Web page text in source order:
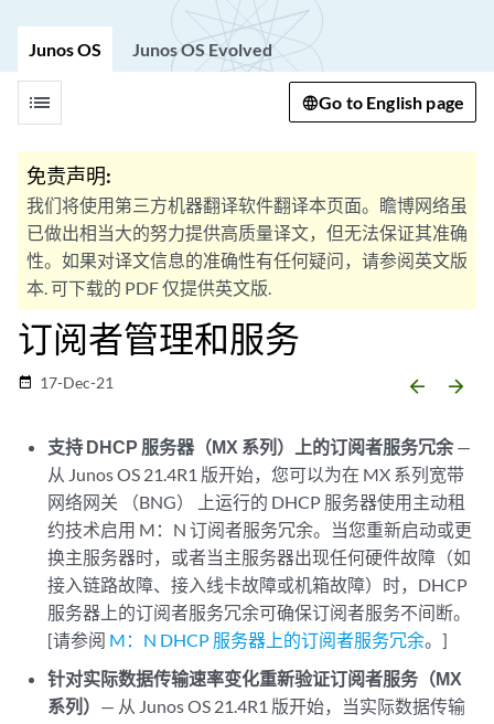
Junos OS Junos OS Evolved
list Go to English page
免责声明:
我们将使用第三方机器翻译软件翻译本页面。瞻博网络虽
已做出相当大的努力提供高质量译文，但无法保证其准确
性。如果对译文信息的准确性有任何疑问，请参阅英文版
本. 可下载的 PDF 仅提供英文版.
订阅者管理和服务
date_range 17-Dec-21 arrow_backward arrow_forward
支持 DHCP 服务器（MX 系列）上的订阅者服务冗余 —
从 Junos OS 21.4R1 版开始，您可以为在 MX 系列宽带
网络网关 （BNG） 上运行的 DHCP 服务器使用主动租
约技术启用 M：N 订阅者服务冗余。当您重新启动或更
换主服务器时，或者当主服务器出现任何硬件故障（如
接入链路故障、接入线卡故障或机箱故障）时，DHCP
服务器上的订阅者服务冗余可确保订阅者服务不间断。
[请参阅 M：N DHCP 服务器上的订阅者服务冗余。]
针对实际数据传输速率变化重新验证订阅者服务（MX
系列） — 从 Junos OS 21.4R1 版开始，当实际数据传输